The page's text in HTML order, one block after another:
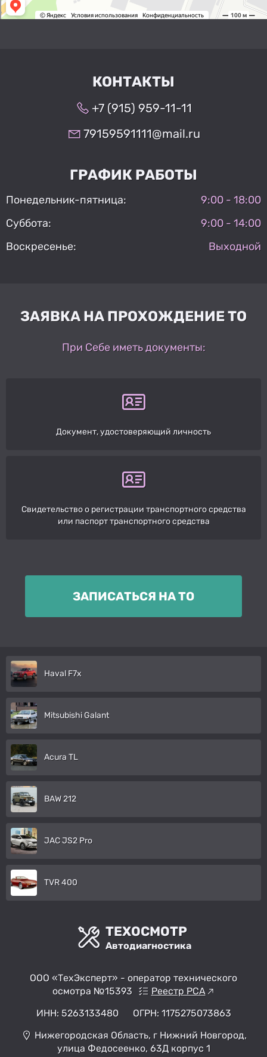
КОНТАКТЫ
+7 (915) 959-11-11
79159591111@mail.ru
ГРАФИК РАБОТЫ
Понедельник-пятница:
9:00 - 18:00
Суббота:
9:00 - 14:00
Воскресенье:
Выходной
ЗАЯВКА НА ПРОХОЖДЕНИЕ ТО
При Себе иметь документы:
Документ, удостоверяющий личность
Свидетельство о регистрации транспортного средства
или паспорт транспортного средства
ЗАПИСАТЬСЯ НА ТО
Haval F7x
Mitsubishi Galant
Acura TL
BAW 212
JAC JS2 Pro
TVR 400
ТЕХОСМОТР
Автодиагностика
ООО «ТехЭксперт» - оператор технического
осмотра №15393
Реестр РСА
ИНН: 5263133480
ОГРН: 1175275073863
Нижегородская Область, г Нижний Новгород,
улица Федосеенко, 63Д корпус 1